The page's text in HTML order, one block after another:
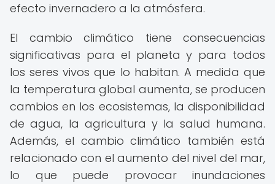
efecto invernadero a la atmósfera.
El cambio climático tiene consecuencias
significativas para el planeta y para todos
los seres vivos que lo habitan. A medida que
la temperatura global aumenta, se producen
cambios en los ecosistemas, la disponibilidad
de agua, la agricultura y la salud humana.
Además, el cambio climático también está
relacionado con el aumento del nivel del mar,
lo que puede provocar inundaciones